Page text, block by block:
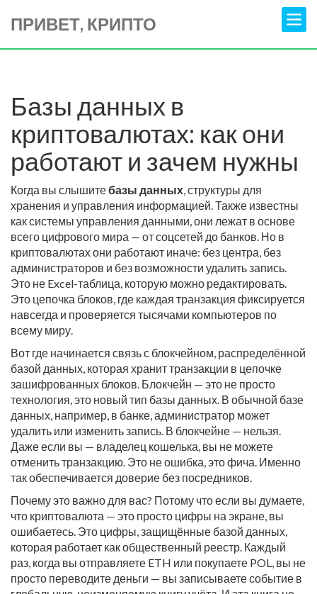
ПРИВЕТ, КРИПТО
Базы данных в
криптовалютах: как они
работают и зачем нужны
Когда вы слышитебазы данных,структуры для
хранения и управления информацией. Также известны
каксистемы управления данными, они лежат в основе
всего цифрового мира — от соцсетей до банков. Но в
криптовалютах они работают иначе: без центра, без
администраторов и без возможности удалить запись.
Это не Excel-таблица, которую можно редактировать.
Это цепочка блоков, где каждая транзакция фиксируется
навсегда и проверяется тысячами компьютеров по
всему миру.
Вот где начинается связь с блокчейном, распределённой
базой данных, которая хранит транзакции в цепочке
зашифрованных блоков. Блокчейн — это не просто
технология, это новый тип базы данных. В обычной базе
данных, например, в банке, администратор может
удалить или изменить запись. В блокчейне — нельзя.
Даже если вы — владелец кошелька, вы не можете
отменить транзакцию. Это не ошибка, это фича. Именно
так обеспечивается доверие без посредников.
Почему это важно для вас? Потому что если вы думаете,
что криптовалюта — это просто цифры на экране, вы
ошибаетесь. Это цифры, защищённые базой данных,
которая работает как общественный реестр. Каждый
раз, когда вы отправляете ETH или покупаете POL, вы не
просто переводите деньги — вы записываете событие в